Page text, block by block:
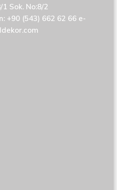
Sok. No:8/2
+90 (543) 662 62 66 e-